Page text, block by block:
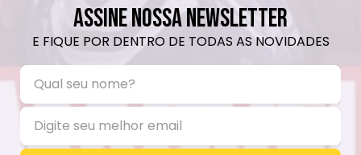
ASSINE NOSSA NEWSLETTER
E FIQUE POR DENTRO DE TODAS AS NOVIDADES